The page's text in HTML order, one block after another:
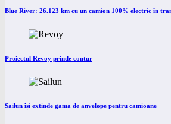
Blue River: 26.123 km cu un camion 100% electric în
Proiectul Revoy prinde contur
Sailun își extinde gama de anvelope pentru camioane